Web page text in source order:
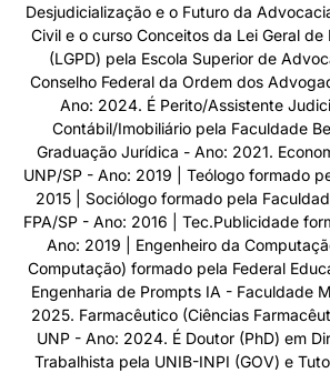
Desjudicialização e o Futuro da
Civil e o curso Conceitos da Lei Geral
(LGPD) pela Escola Superior de
Conselho Federal da Ordem dos
Ano: 2024. É Perito/Assistente
Contábil/Imobiliário pela Faculdade
Graduação Jurídica - Ano: 2021.
UNP/SP - Ano: 2019 | Teólogo formado
2015 | Sociólogo formado pela
FPA/SP - Ano: 2016 | Tec.Publicidade
Ano: 2019 | Engenheiro da
Computação) formado pela Federal
Engenharia de Prompts IA - Faculdade
2025. Farmacêutico (Ciências
UNP - Ano: 2024. É Doutor (PhD) em
Trabalhista pela UNIB-INPI (GOV) e